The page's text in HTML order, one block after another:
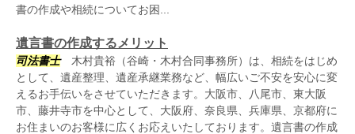
書の作成や相続についてお困...
遺言書の作成するメリット
司法書士木村貴裕（谷崎・木村合同事務所）は、相続をはじめ
として、遺産整理、遺産承継業務など、幅広いご不安を安心に変
えるお手伝いをさせていただきます。大阪市、八尾市、東大阪
市、藤井寺市を中心として、大阪府、奈良県、兵庫県、京都府に
お住まいのお客様に広くお応えいたしております。遺言書の作成